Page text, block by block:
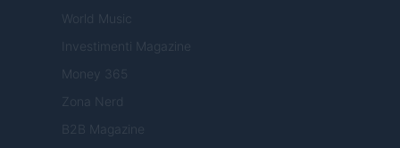
World Music
Investimenti Magazine
Money 365
Zona Nerd
B2B Magazine